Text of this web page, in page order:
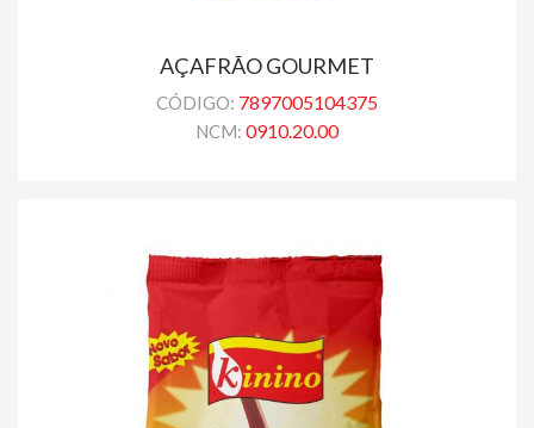
AÇAFRÃO GOURMET
CÓDIGO: 7897005104375
NCM: 0910.20.00